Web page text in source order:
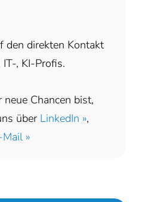
den direkten Kontakt
, KI-Profis.
Chancen bist,
über LinkedIn »,
Mail »